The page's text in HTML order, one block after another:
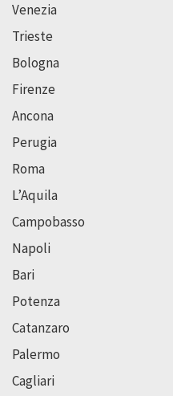
Venezia
Trieste
Bologna
Firenze
Ancona
Perugia
Roma
L’Aquila
Campobasso
Napoli
Bari
Potenza
Catanzaro
Palermo
Cagliari